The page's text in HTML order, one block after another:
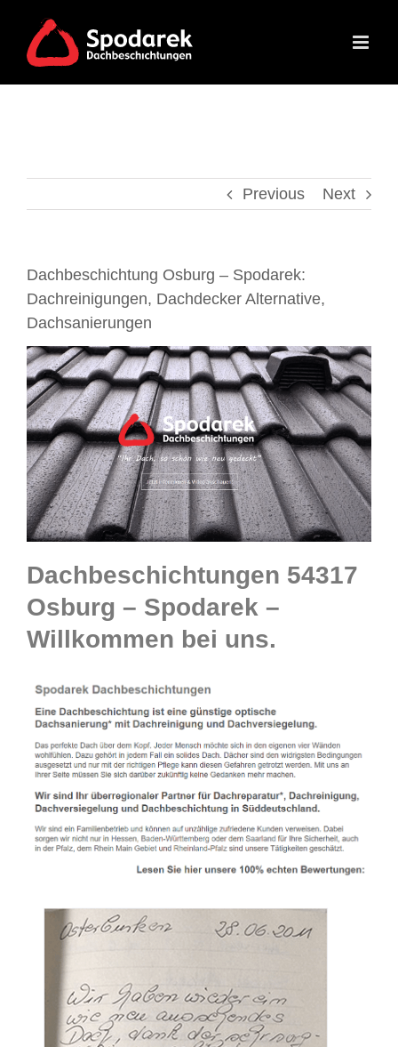
content
Previous Next
Dachbeschichtung Osburg – Spodarek:
Dachreinigungen, Dachdecker Alternative,
Dachsanierungen
Dachbeschichtungen 54317
Osburg – Spodarek –
Willkommen bei uns.